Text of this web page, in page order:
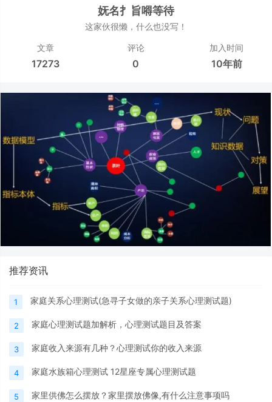
妩名扌旨嘚等待
这家伙很懒，什么也没写！
文章
17273
评论
0
加入时间
10年前
推荐资讯
1 家庭关系心理测试(急寻子女做的亲子关系心理测试题)
2 家庭心理测试题加解析，心理测试题目及答案
3 家庭收入来源有几种？心理测试你的收入来源
4 家庭水族箱心理测试 12星座专属心理测试题
5 家里供佛怎么摆放？家里摆放佛像,有什么注意事项吗